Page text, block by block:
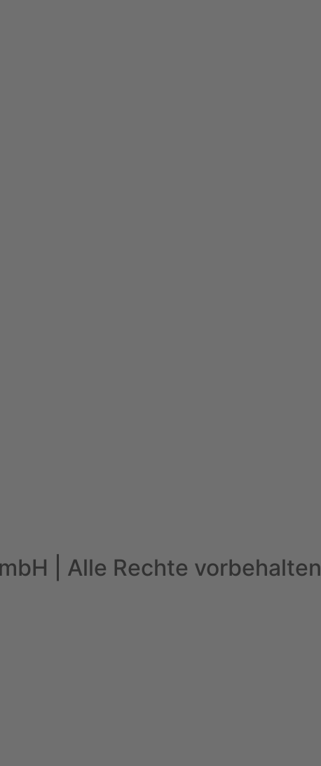
| Alle Rechte vorbehalten